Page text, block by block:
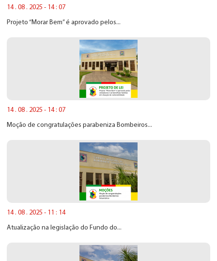
14 . 08 . 2025 - 14 : 07
Projeto “Morar Bem” é aprovado pelos...
14 . 08 . 2025 - 14 : 07
Moção de congratulações parabeniza Bombeiros...
14 . 08 . 2025 - 11 : 14
Atualização na legislação do Fundo do...